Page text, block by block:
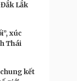
Lắk
xúc
Thái
kết